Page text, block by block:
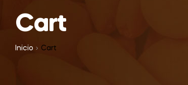
Cart
Inicio Cart